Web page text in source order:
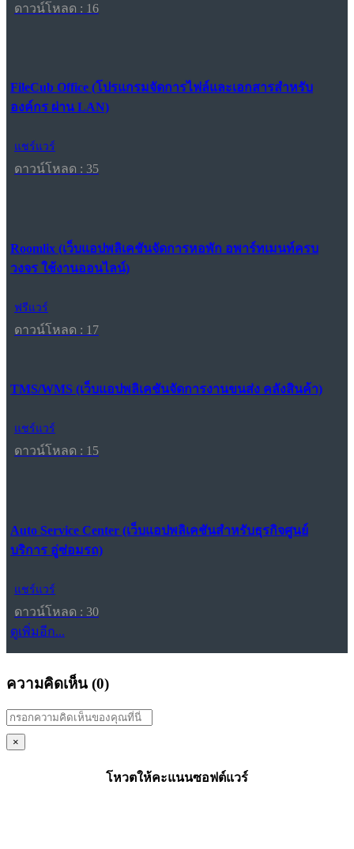
ดาวน์โหลด : 16
FileCub Office (โปรแกรมจัดการไฟล์และเอกสารสำหรับ
องค์กร ผ่าน LAN)
แชร์แวร์
ดาวน์โหลด : 35
Roomlix (เว็บแอปพลิเคชันจัดการหอพัก อพาร์ทเมนท์ครบ
วงจร ใช้งานออนไลน์)
ฟรีแวร์
ดาวน์โหลด : 17
TMS/WMS (เว็บแอปพลิเคชันจัดการงานขนส่ง คลังสินค้า)
แชร์แวร์
ดาวน์โหลด : 15
Auto Service Center (เว็บแอปพลิเคชันสำหรับธุรกิจศูนย์
บริการ อู่ซ่อมรถ)
แชร์แวร์
ดาวน์โหลด : 30
ดูเพิ่มอีก...
ความคิดเห็น (0)
×
โหวตให้คะแนนซอฟต์แวร์